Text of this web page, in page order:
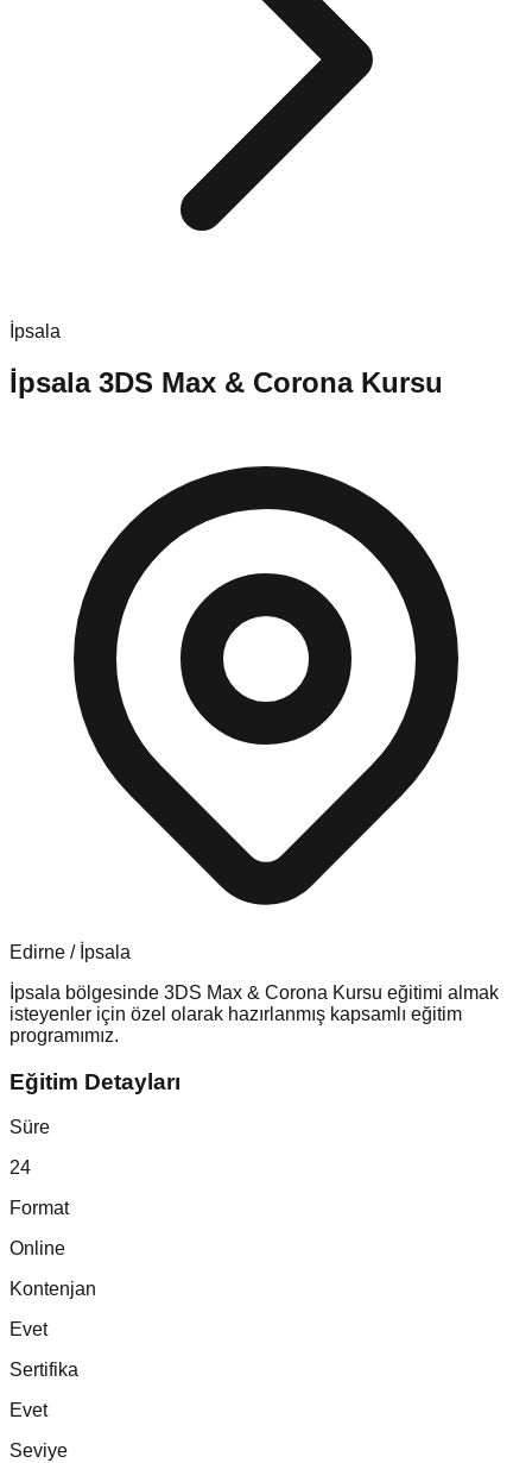
İpsala
İpsala 3DS Max & Corona Kursu
Edirne / İpsala
İpsala bölgesinde 3DS Max & Corona Kursu eğitimi almak
isteyenler için özel olarak hazırlanmış kapsamlı eğitim
programımız.
Eğitim Detayları
Süre
24
Format
Online
Kontenjan
Evet
Sertifika
Evet
Seviye